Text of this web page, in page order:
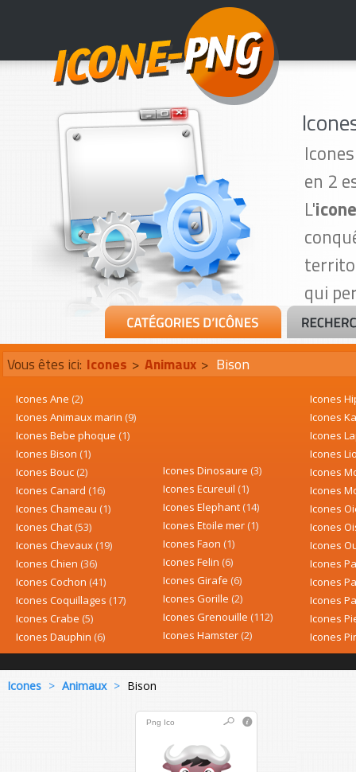
en 2
L'
qui
Vous êtes ici: Icones > Animaux > Bison
Icones Ane (2)
Icones Animaux marin (9)
Icones Bebe phoque (1)
Icones Bison (1)
Icones Bouc (2)
Icones Canard (16)
Icones Chameau (1)
Icones Chat (53)
Icones Chevaux (19)
Icones Chien (36)
Icones Cochon (41)
Icones Coquillages (17)
Icones Crabe (5)
Icones Dauphin (6)
Icones Dinosaure (3)
Icones Ecureuil (1)
Icones Elephant (14)
Icones Etoile mer (1)
Icones Faon (1)
Icones Felin (6)
Icones Girafe (6)
Icones Gorille (2)
Icones Grenouille (112)
Icones Hamster (2)
Icones
Icones
Icones
Icones
Icones
Icones
Icones
Icones
Icones
Icones
Icones
Icones
Icones
Icones
Icones > Animaux > Bison
Png Ico